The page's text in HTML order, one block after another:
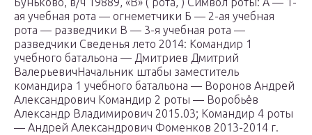
ая учебная рота — огнеметчики Б — 2-ая учебная
рота — разведчики В — 3-я учебная рота —
разведчики Сведенья лето 2014: Командир 1
учебного батальона — Дмитриев Дмитрий
ВалерьевичНачальник штабы заместитель
командира 1 учебного батальона — Воронов Андрей
Александрович Командир 2 роты — Воробьёв
Александр Владимирович 2015.03; Командир 4 роты
— Андрей Александрович Фоменков 2013-2014 г.